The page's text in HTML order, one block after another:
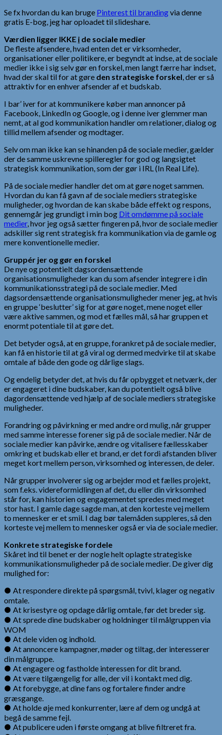
Se fx hvordan du kan bruge Pinterest til brandingvia denne
gratis E-bog, jeg har oploadet til slideshare.
Værdien ligger IKKE i de sociale medier
De fleste afsendere, hvad enten det er virksomheder,
organisationer eller politikere, er begyndt at indse, at de sociale
medier ikke i sig selv gør en forskel, men langt færre har indset,
hvad der skal til for at gøre den strategiske forskel, der er så
attraktiv for en enhver afsender af et budskab.
I bar’ iver for at kommunikere køber man annoncer på
Facebook, LinkedIn og Google, og i denne iver glemmer man
nemt, at al god kommunikation handler om relationer, dialog og
tillid mellem afsender og modtager.
Selv om man ikke kan se hinanden på de sociale medier, gælder
der de samme uskrevne spilleregler for god og langsigtet
strategisk kommunikation, som der gør i IRL (In Real Life).
På de sociale medier handler det om at gøre noget sammen.
Hvordan du kan få gavn af de sociale mediers strategiske
muligheder, og hvordan de kan skabe både effekt og respons,
gennemgår jeg grundigt i min bog Dit omdømme på sociale
medier, hvor jeg også sætter fingeren på, hvor de sociale medier
adskiller sig rent strategisk fra kommunikation via de gamle og
mere konventionelle medier.
Gruppér jer og gør en forskel
De nye og potentielt dagsordensættende
organisationsmuligheder kan du som afsender integrere i din
kommunikationsstrategi på de sociale medier. Med
dagsordensættende organisationsmuligheder mener jeg, at hvis
en gruppe ‘beslutter’ sig for at gøre noget, mene noget eller
være aktive sammen, og mod et fælles mål, så har gruppen et
enormt potentiale til at gøre det.
Det betyder også, at en gruppe, forankret på de sociale medier,
kan få en historie til at gå viral og dermed medvirke til at skabe
omtale af både den gode og dårlige slags.
Og endelig betyder det, at hvis du får opbygget et netværk, der
er engageret i dine budskaber, kan du potentielt også blive
dagordensættende ved hjælp af de sociale mediers strategiske
muligheder.
Forandring og påvirkning er med andre ord mulig, når grupper
med samme interesse forener sig på de sociale medier. Når de
sociale medier kan påvirke, ændre og vitalisere fællesskaber
omkring et budskab eller et brand, er det fordi afstanden bliver
meget kort mellem person, virksomhed og interessen, de deler.
Når grupper involverer sig og arbejder mod et fælles projekt,
som f.eks. videreformidlingen af det, du eller din virksomhed
står for, kan historien og engagementet spredes med meget
stor hast. I gamle dage sagde man, at den korteste vej mellem
to mennesker er et smil. I dag bør talemåden suppleres, så den
korteste vej mellem to mennesker også er via de sociale medier.
Konkrete strategiske fordele
Skåret ind til benet er der nogle helt oplagte strategiske
kommunikationsmuligheder på de sociale medier. De giver dig
mulighed for:
● At respondere direkte på spørgsmål, tvivl, klager og negativ
omtale.
● At krisestyre og opdage dårlig omtale, før det breder sig.
● At sprede dine budskaber og holdninger til målgruppen via
WOM
● At dele viden og indhold.
● At annoncere kampagner, møder og tiltag, der interesserer
din målgruppe.
● At engagere og fastholde interessen for dit brand.
● At være tilgængelig for alle, der vil i kontakt med dig.
● At forebygge, at dine fans og fortalere finder andre
græsgange.
● At holde øje med konkurrenter, lære af dem og undgå at
begå de samme fejl.
● At publicere uden i første omgang at blive filtreret fra.